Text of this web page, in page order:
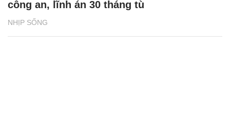
NHỊP SỐNG
công an, lĩnh án 30 tháng tù